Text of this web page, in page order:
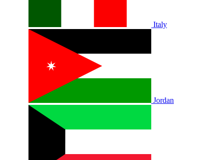
Italy
Jordan